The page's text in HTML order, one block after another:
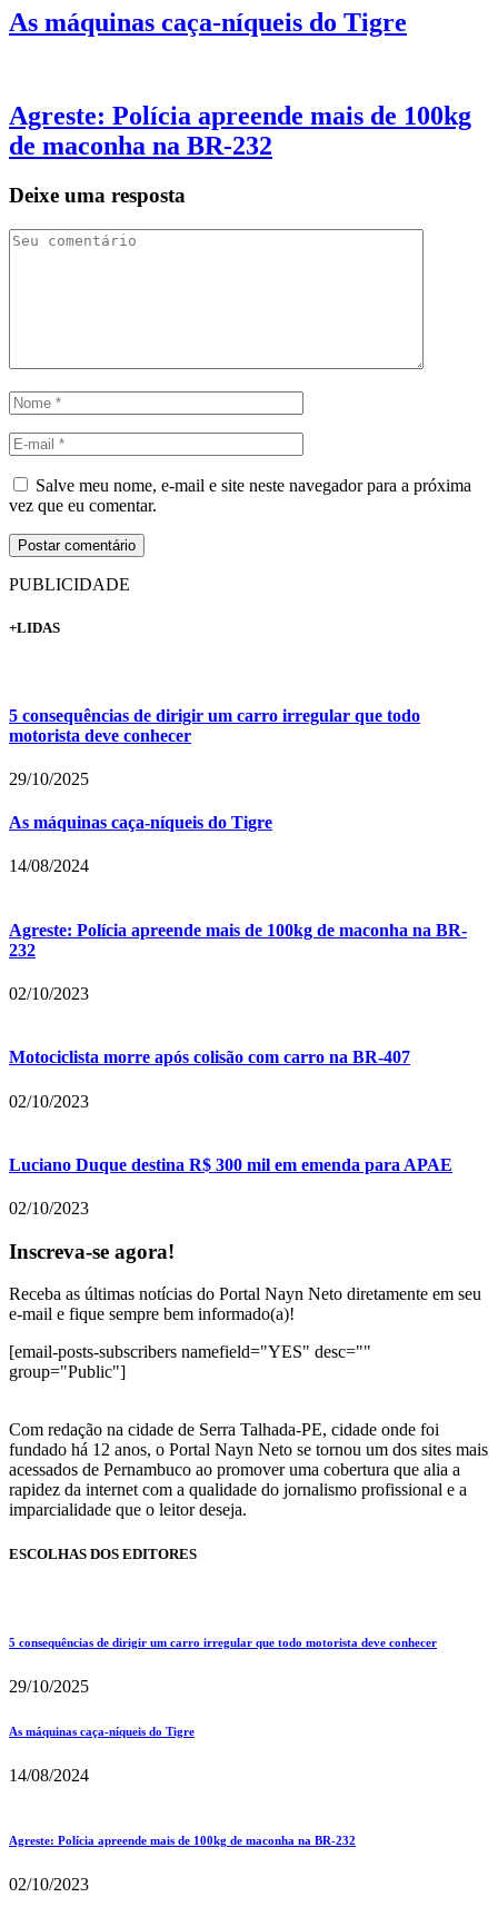
As máquinas caça-níqueis do Tigre
Agreste: Polícia apreende mais de 100kg
de maconha na BR-232
Deixe uma resposta
Salve meu nome, e-mail e site neste navegador para a próxima
vez que eu comentar.
PUBLICIDADE
+LIDAS
5 consequências de dirigir um carro irregular que todo
motorista deve conhecer
29/10/2025
As máquinas caça-níqueis do Tigre
14/08/2024
Agreste: Polícia apreende mais de 100kg de maconha na BR-
232
02/10/2023
Motociclista morre após colisão com carro na BR-407
02/10/2023
Luciano Duque destina R$ 300 mil em emenda para APAE
02/10/2023
Inscreva-se agora!
Receba as últimas notícias do Portal Nayn Neto diretamente em seu
e-mail e fique sempre bem informado(a)!
[email-posts-subscribers namefield="YES" desc=""
group="Public"]
Com redação na cidade de Serra Talhada-PE, cidade onde foi
fundado há 12 anos, o Portal Nayn Neto se tornou um dos sites mais
acessados de Pernambuco ao promover uma cobertura que alia a
rapidez da internet com a qualidade do jornalismo profissional e a
imparcialidade que o leitor deseja.
ESCOLHAS DOS EDITORES
5 consequências de dirigir um carro irregular que todo motorista deve conhecer
29/10/2025
As máquinas caça-níqueis do Tigre
14/08/2024
Agreste: Polícia apreende mais de 100kg de maconha na BR-232
02/10/2023